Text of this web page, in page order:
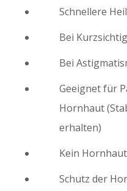
Schnellere
Bei
Bei
Geeignet für
Hornhaut
erhalten)
Kein
Schutz der